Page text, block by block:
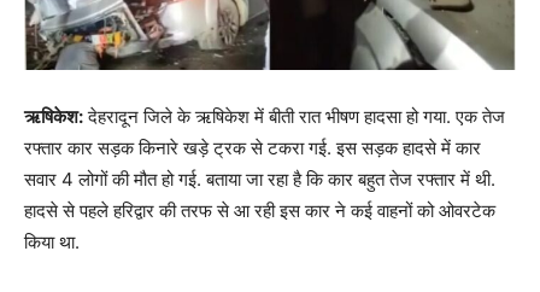
ऋषिकेश:देहरादून जिले के ऋषिकेश में बीती रात भीषण हादसा हो गया. एक तेज
रफ्तार कार सड़क किनारे खड़े ट्रक से टकरा गई. इस सड़क हादसे में कार
सवार 4 लोगों की मौत हो गई. बताया जा रहा है कि कार बहुत तेज रफ्तार में थी.
हादसे से पहले हरिद्वार की तरफ से आ रही इस कार ने कई वाहनों को ओवरटेक
किया था.